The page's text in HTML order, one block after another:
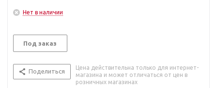
Нет в наличии
Под заказ
Поделиться
Цена действительна только для интернет-
магазина и может отличаться от цен в
розничных магазинах